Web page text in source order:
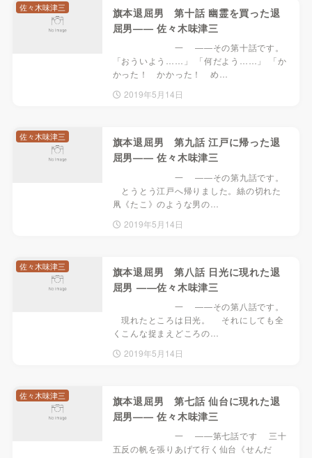
旗本退屈男 第十話 幽霊を買った退
屈男—— 佐々木味津三
一 ――その第十話です。
「おういよう……」 「何だよう……」 「か
かった！ かかった！ め…
2019年5月14日
佐々木味津三
旗本退屈男 第九話 江戸に帰った退
屈男—— 佐々木味津三
一 ――その第九話です。
とうとう江戸へ帰りました。絲の切れた
凧《たこ》のような男の…
2019年5月14日
佐々木味津三
旗本退屈男 第八話 日光に現れた退
屈男 ——佐々木味津三
一 ――その第八話です。
現れたところは日光。 それにしても全
くこんな捉まえどころの…
2019年5月14日
佐々木味津三
旗本退屈男 第七話 仙台に現れた退
屈男—— 佐々木味津三
一 ――第七話です 三十
五反の帆を張りあげて行く仙台《せんだ
佐々木味津三